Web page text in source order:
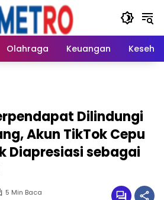
Olahraga Keuangan
Dilindungi
Akun TikTok Cepu
Diapresiasi sebagai
5 Min Baca